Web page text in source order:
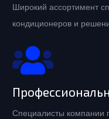
Широкий ассортимент
кондиционеров и
Специалисты компании